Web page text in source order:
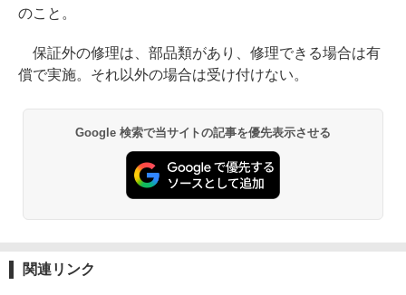
のこと。
保証外の修理は、部品類があり、修理できる場合は有
償で実施。それ以外の場合は受け付けない。
Google 検索で当サイトの記事を優先表示させる
関連リンク